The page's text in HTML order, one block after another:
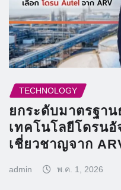
TECHNOLOGY
ยกระดับมาตรฐา
เทคโนโลยีโดรน
เชี่ยวชาญจาก
admin พ.ค. 1, 2026